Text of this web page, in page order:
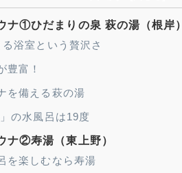
ナ①ひだまりの泉 萩の湯（根岸）
浴室という贅沢さ
豊富！
を備える萩の湯
の水風呂は19度
ナ②寿湯（東上野）
を楽しむなら寿湯